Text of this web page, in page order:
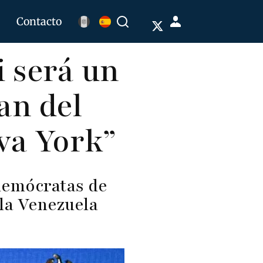
Contacto Buscar Menú
de
será un
del
York”
de
Venezuela